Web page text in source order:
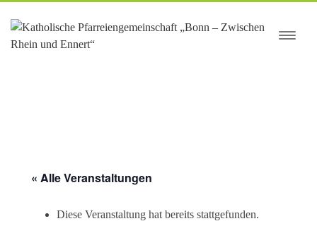
springen
« Alle Veranstaltungen
Diese Veranstaltung hat bereits stattgefunden.